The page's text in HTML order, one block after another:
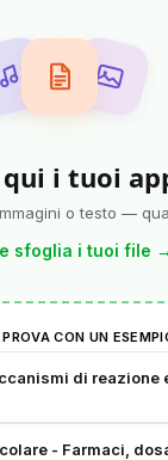
qui i tuoi
o testo —
sfoglia i tuoi file →
PROVA CON UN
di reazione
- Farmaci,